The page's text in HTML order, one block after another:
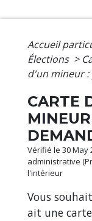
Accueil
Élections >
d'un mineur
CARTE
Vérifié le 30 May
administrative
l'intérieur
Vous
ait une